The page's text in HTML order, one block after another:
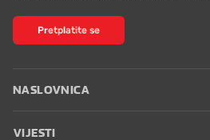
Pretplatite se
NASLOVNICA
VIJESTI